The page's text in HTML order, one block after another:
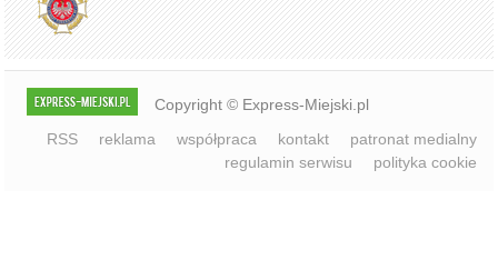
Copyright © Express-Miejski.pl
RSS
reklama współpraca kontakt
patronat medialny
regulamin serwisu
polityka cookie